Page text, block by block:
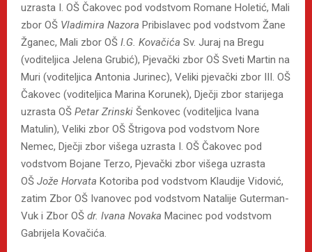
uzrasta I. OŠ Čakovec pod vodstvom Romane Holetić, Mali
zbor OŠ Vladimira Nazora Pribislavec pod vodstvom Žane
Žganec, Mali zbor OŠ I.G. Kovačića Sv. Juraj na Bregu
(voditeljica Jelena Grubić), Pjevački zbor OŠ Sveti Martin na
Muri (voditeljica Antonia Jurinec), Veliki pjevački zbor III. OŠ
Čakovec (voditeljica Marina Korunek), Dječji zbor starijega
uzrasta OŠ Petar Zrinski Šenkovec (voditeljica Ivana
Matulin), Veliki zbor OŠ Štrigova pod vodstvom Nore
Nemec, Dječji zbor višega uzrasta I. OŠ Čakovec pod
vodstvom Bojane Terzo, Pjevački zbor višega uzrasta
OŠ Jože Horvata Kotoriba pod vodstvom Klaudije Vidović,
zatim Zbor OŠ Ivanovec pod vodstvom Natalije Guterman-
Vuk i Zbor OŠ dr. Ivana Novaka Macinec pod vodstvom
Gabrijela Kovačića.